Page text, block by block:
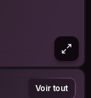
Voir tout